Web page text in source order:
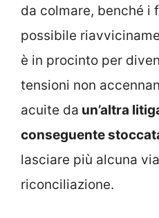
da colmare, benché i
possibile
è in procinto per
tensioni non
acuite da un’altra
conseguente
lasciare più alcuna
riconciliazione.